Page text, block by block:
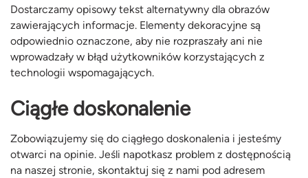
Dostarczamy opisowy tekst alternatywny dla obrazów
zawierających informacje. Elementy dekoracyjne są
odpowiednio oznaczone, aby nie rozpraszały ani nie
wprowadzały w błąd użytkowników korzystających z
technologii wspomagających.
Ciągłe doskonalenie
Zobowiązujemy się do ciągłego doskonalenia i jesteśmy
otwarci na opinie. Jeśli napotkasz problem z dostępnością
na naszej stronie, skontaktuj się z nami pod adresem